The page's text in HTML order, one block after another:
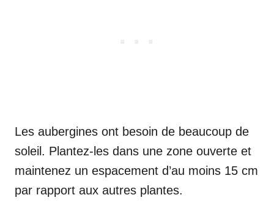
Les aubergines ont besoin de beaucoup de
soleil. Plantez-les dans une zone ouverte et
maintenez un espacement d’au moins 15 cm
par rapport aux autres plantes.